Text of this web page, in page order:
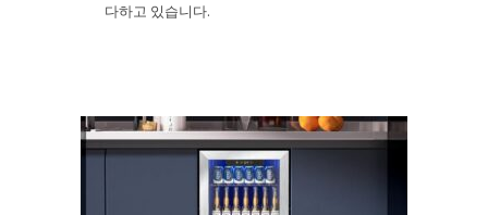
다하고 있습니다.